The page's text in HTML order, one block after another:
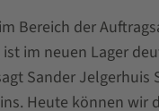
Bereich der
im neuen Lager
Sander
Heute können wir